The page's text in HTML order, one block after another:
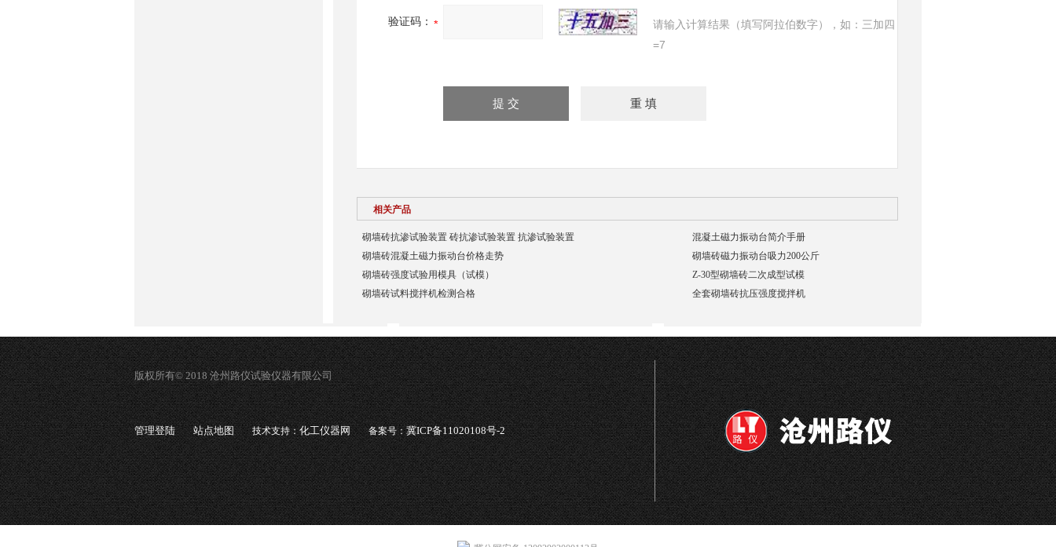
验证码：
请输入计算结果（填写阿拉伯数字），如：三加四
=7
相关产品
砌墙砖抗渗试验装置 砖抗渗试验装置 抗渗试验装置
混凝土磁力振动台简介手册
砌墙砖混凝土磁力振动台价格走势
砌墙砖磁力振动台吸力200公斤
砌墙砖强度试验用模具（试模）
Z-30型砌墙砖二次成型试模
砌墙砖试料搅拌机检测合格
全套砌墙砖抗压强度搅拌机
版权所有© 2018 沧州路仪试验仪器有限公司
管理登陆 站点地图 技术支持：化工仪器网 备案号：冀ICP备11020108号-2